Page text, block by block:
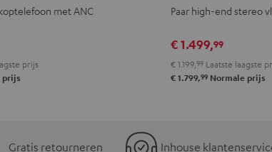
met ANC
prijs
prijs
Paar high-end stereo
€ 1.499,99
€ 1.199, 99 Laatste laagste
€ 1.799,99 Normale prijs
Gratis retourneren Inhouse